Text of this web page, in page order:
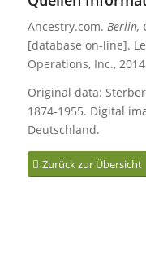
Ancestry.com. Berlin,
[database on-line].
Operations, Inc.,
Original data:
1874-1955. Digital
Deutschland.
Zurück zur Übersicht